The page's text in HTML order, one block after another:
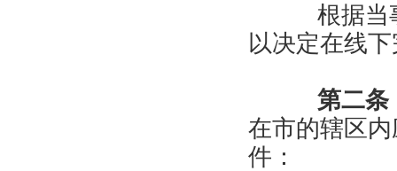
根据当事
以决定在线
第二条
在市的辖区
件：